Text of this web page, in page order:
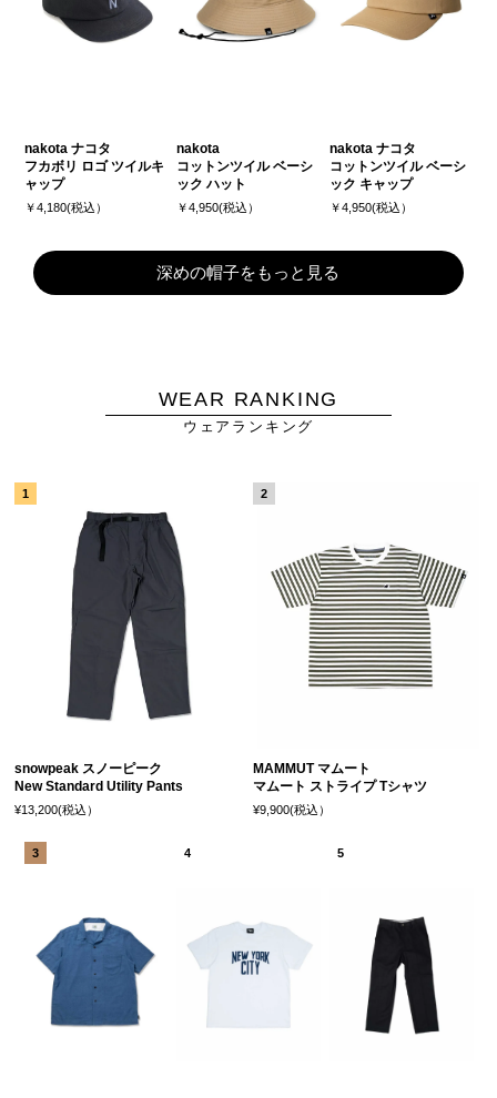
nakota ナコタ
フカボリ ロゴ ツイルキ
ャップ
￥4,180(税込）
nakota
コットンツイル ベーシ
ック ハット
￥4,950(税込）
nakota ナコタ
コットンツイル ベーシ
ック キャップ
￥4,950(税込）
深めの帽子をもっと見る
WEAR RANKING
ウェアランキング
snowpeak スノーピーク
New Standard Utility Pants
¥13,200(税込）
MAMMUT マムート
マムート ストライプ Tシャツ
¥9,900(税込）